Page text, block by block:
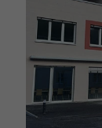
Name
Anbieter
Laufzeit
Zweck